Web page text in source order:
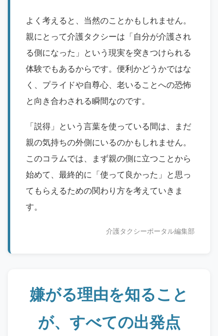
よく考えると、当然のことかもしれません。
親にとって介護タクシーは「自分が介護され
る側になった」という現実を突きつけられる
体験でもあるからです。便利かどうかではな
く、プライドや自尊心、老いることへの恐怖
と向き合わされる瞬間なのです。
「説得」という言葉を使っている間は、まだ
親の気持ちの外側にいるのかもしれません。
このコラムでは、まず親の側に立つことから
始めて、最終的に「使って良かった」と思っ
てもらえるための関わり方を考えていきま
す。
介護タクシーポータル編集部
嫌がる理由を知ること
が、すべての出発点